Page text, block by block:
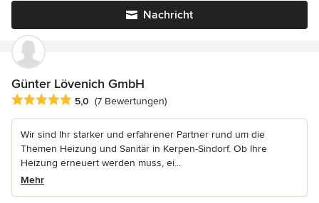
Nachricht
Günter Lövenich GmbH
Durchschnittliche Bewertung: 5 von 5 Sternen
5,0 (7 Bewertungen)
Wir sind Ihr starker und erfahrener Partner rund um die
Themen Heizung und Sanitär in Kerpen-Sindorf. Ob Ihre
Heizung erneuert werden muss, ei...
Mehr